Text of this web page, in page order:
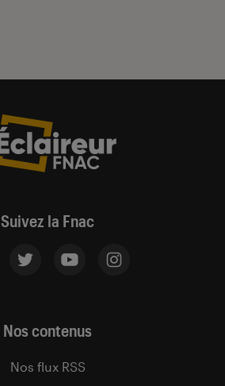
Suivez la Fnac
Nos contenus
Nos flux RSS